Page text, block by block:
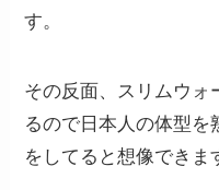
す。
その反面、スリムウォ
るので日本人の体型を
をしてると想像できま